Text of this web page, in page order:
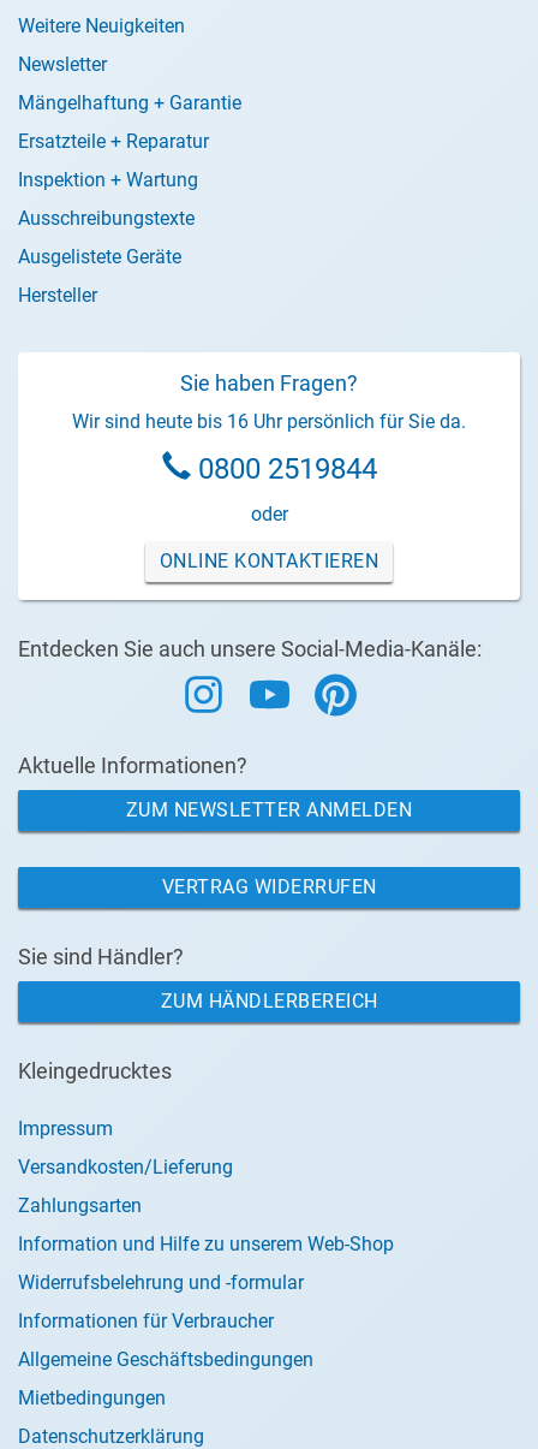
Weitere Neuigkeiten
Newsletter
Mängelhaftung + Garantie
Ersatzteile + Reparatur
Inspektion + Wartung
Ausschreibungstexte
Ausgelistete Geräte
Hersteller
Sie haben Fragen?
Wir sind heute bis 16 Uhr persönlich für Sie da.
0800 2519844
oder
ONLINE KONTAKTIEREN
Entdecken Sie auch unsere Social-Media-Kanäle:
Aktuelle Informationen?
ZUM NEWSLETTER ANMELDEN
VERTRAG WIDERRUFEN
Sie sind Händler?
ZUM HÄNDLERBEREICH
Kleingedrucktes
Impressum
Versandkosten/Lieferung
Zahlungsarten
Information und Hilfe zu unserem Web-Shop
Widerrufsbelehrung und -formular
Informationen für Verbraucher
Allgemeine Geschäftsbedingungen
Mietbedingungen
Datenschutzerklärung